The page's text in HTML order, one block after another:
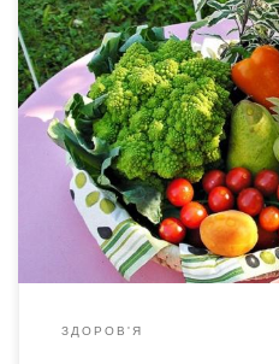
Серпень можна назвати
період найкраще наситити
а також зміцнити імунітет. У
баштанними, пише Ukrhealth.
людей із серцево-судинними
шлунку. Цей овоч здатний
кровотворення, диня буде
ЗДОРОВ'Я